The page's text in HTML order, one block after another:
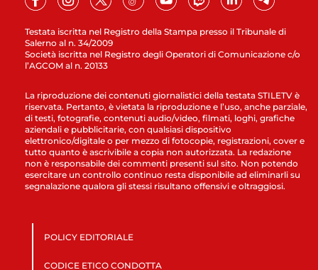
Testata iscritta nel Registro della Stampa presso il Tribunale di
Salerno al n. 34/2009
Società iscritta nel Registro degli Operatori di Comunicazione c/o
l’AGCOM al n. 20133
La riproduzione dei contenuti giornalistici della testata STILETV è
riservata. Pertanto, è vietata la riproduzione e l’uso, anche parziale,
di testi, fotografie, contenuti audio/video, filmati, loghi, grafiche
aziendali e pubblicitarie, con qualsiasi dispositivo
elettronico/digitale o per mezzo di fotocopie, registrazioni, cover e
tutto quanto è ascrivibile a copia non autorizzata. La redazione
non è responsabile dei commenti presenti sul sito. Non potendo
esercitare un controllo continuo resta disponibile ad eliminarli su
segnalazione qualora gli stessi risultano offensivi e oltraggiosi.
POLICY EDITORIALE
CODICE ETICO CONDOTTA